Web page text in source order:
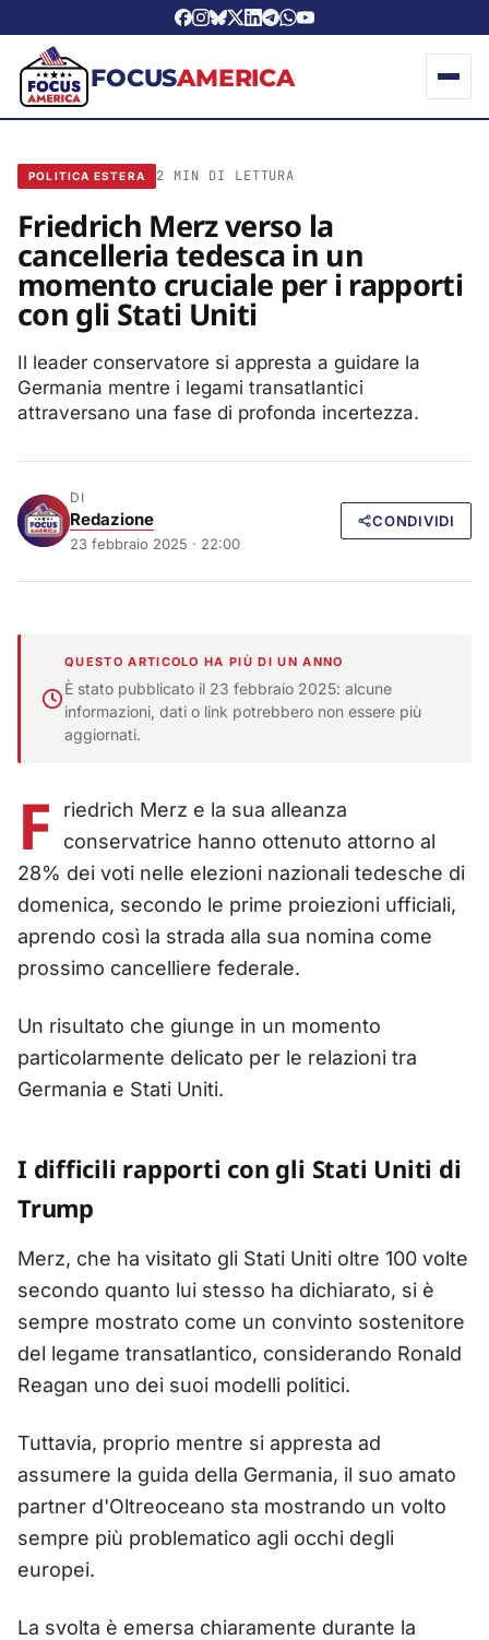
FOCUSAMERICA
POLITICA ESTERA 2 MIN DI LETTURA
Friedrich Merz verso la
cancelleria tedesca in un
momento cruciale per i rapporti
con gli Stati Uniti
Il leader conservatore si appresta a guidare la
Germania mentre i legami transatlantici
attraversano una fase di profonda incertezza.
DI
Redazione
23 febbraio 2025 · 22:00
CONDIVIDI
QUESTO ARTICOLO HA PIÙ DI UN ANNO
È stato pubblicato il 23 febbraio 2025: alcune
informazioni, dati o link potrebbero non essere più
aggiornati.
F
riedrich Merz e la sua alleanza
conservatrice hanno ottenuto attorno al
28% dei voti nelle elezioni nazionali tedesche di
domenica, secondo le prime proiezioni ufficiali,
aprendo così la strada alla sua nomina come
prossimo cancelliere federale.
Un risultato che giunge in un momento
particolarmente delicato per le relazioni tra
Germania e Stati Uniti.
I difficili rapporti con gli Stati Uniti di
Trump
Merz, che ha visitato gli Stati Uniti oltre 100 volte
secondo quanto lui stesso ha dichiarato, si è
sempre mostrato come un convinto sostenitore
del legame transatlantico, considerando Ronald
Reagan uno dei suoi modelli politici.
Tuttavia, proprio mentre si appresta ad
assumere la guida della Germania, il suo amato
partner d'Oltreoceano sta mostrando un volto
sempre più problematico agli occhi degli
europei.
La svolta è emersa chiaramente durante la